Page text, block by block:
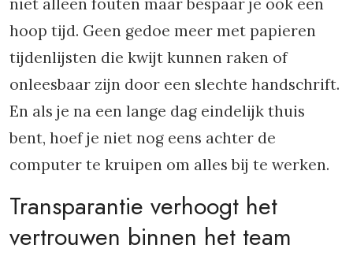
niet alleen fouten maar bespaar je ook een
hoop tijd. Geen gedoe meer met papieren
tijdenlijsten die kwijt kunnen raken of
onleesbaar zijn door een slechte handschrift.
En als je na een lange dag eindelijk thuis
bent, hoef je niet nog eens achter de
computer te kruipen om alles bij te werken.
Transparantie verhoogt het
vertrouwen binnen het team